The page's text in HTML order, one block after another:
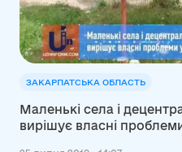
ЗАКАРПАТСЬКА ОБЛАСТЬ
Маленькі села і
вирішує власні